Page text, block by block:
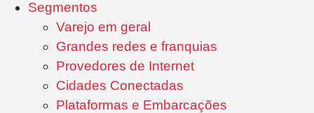
Segmentos
Varejo em geral
Grandes redes e franquias
Provedores de Internet
Cidades Conectadas
Plataformas e Embarcações